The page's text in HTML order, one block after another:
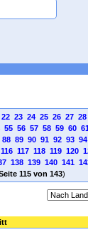
22 23 24 25 26 27 28
55 56 57 58 59 60
88 89 90 91 92 93 94
116 117 118 119 120
138 139 140 141
115 von 143)